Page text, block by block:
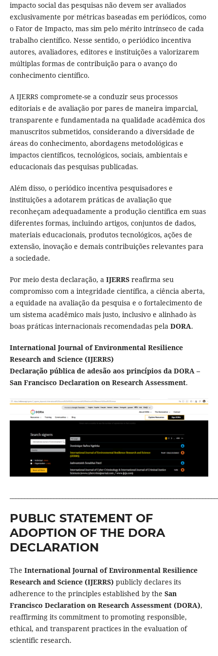
impacto social das pesquisas não devem ser avaliados
exclusivamente por métricas baseadas em periódicos, como
o Fator de Impacto, mas sim pelo mérito intrínseco de cada
trabalho científico. Nesse sentido, o periódico incentiva
autores, avaliadores, editores e instituições a valorizarem
múltiplas formas de contribuição para o avanço do
conhecimento científico.
A IJERRS compromete-se a conduzir seus processos
editoriais e de avaliação por pares de maneira imparcial,
transparente e fundamentada na qualidade acadêmica dos
manuscritos submetidos, considerando a diversidade de
áreas do conhecimento, abordagens metodológicas e
impactos científicos, tecnológicos, sociais, ambientais e
educacionais das pesquisas publicadas.
Além disso, o periódico incentiva pesquisadores e
instituições a adotarem práticas de avaliação que
reconheçam adequadamente a produção científica em suas
diferentes formas, incluindo artigos, conjuntos de dados,
materiais educacionais, produtos tecnológicos, ações de
extensão, inovação e demais contribuições relevantes para
a sociedade.
Por meio desta declaração, a IJERRSreafirma seu
compromisso com a integridade científica, a ciência aberta,
a equidade na avaliação da pesquisa e o fortalecimento de
um sistema acadêmico mais justo, inclusivo e alinhado às
boas práticas internacionais recomendadas pela DORA.
International Journal of Environmental Resilience
Research and Science (IJERRS)
Declaração pública de adesão aos princípios da DORA –
San Francisco Declaration on Research Assessment.
PUBLIC STATEMENT OF
ADOPTION OF THE DORA
DECLARATION
The International Journal of Environmental Resilience
Research and Science (IJERRS) publicly declares its
adherence to the principles established by the San
Francisco Declaration on Research Assessment (DORA),
reaffirming its commitment to promoting responsible,
ethical, and transparent practices in the evaluation of
scientific research.